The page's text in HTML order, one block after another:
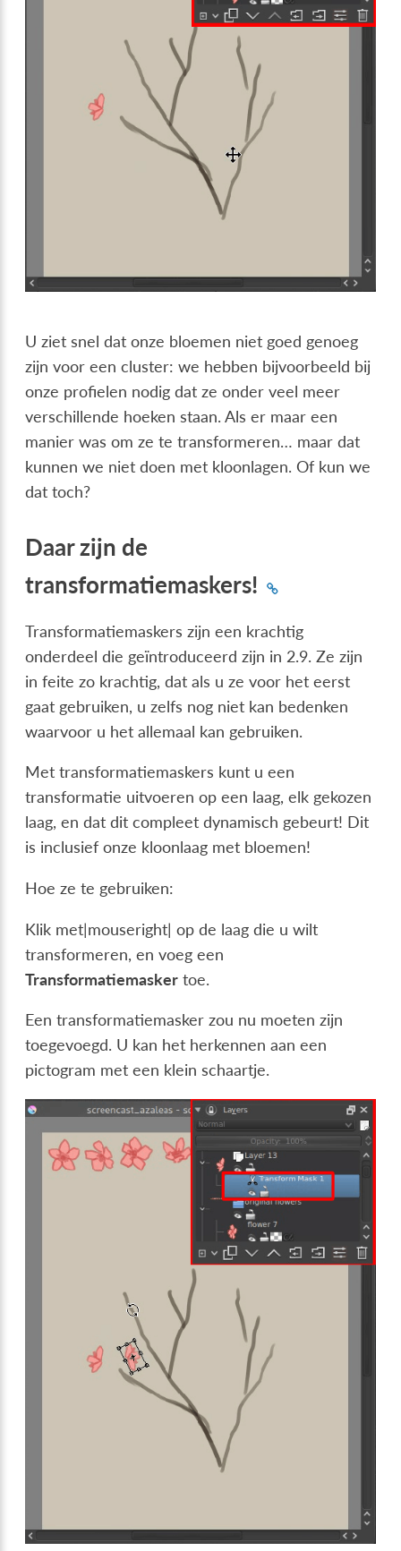
U ziet snel dat onze bloemen niet goed genoeg
zijn voor een cluster: we hebben bijvoorbeeld bij
onze profielen nodig dat ze onder veel meer
verschillende hoeken staan. Als er maar een
manier was om ze te transformeren… maar dat
kunnen we niet doen met kloonlagen. Of kun we
dat toch?
Daar zijn de
transformatiemaskers!
Transformatiemaskers zijn een krachtig
onderdeel die geïntroduceerd zijn in 2.9. Ze zijn
in feite zo krachtig, dat als u ze voor het eerst
gaat gebruiken, u zelfs nog niet kan bedenken
waarvoor u het allemaal kan gebruiken.
Met transformatiemaskers kunt u een
transformatie uitvoeren op een laag, elk gekozen
laag, en dat dit compleet dynamisch gebeurt! Dit
is inclusief onze kloonlaag met bloemen!
Hoe ze te gebruiken:
Klik met|mouseright| op de laag die u wilt
transformeren, en voeg een
Transformatiemasker toe.
Een transformatiemasker zou nu moeten zijn
toegevoegd. U kan het herkennen aan een
pictogram met een klein schaartje.